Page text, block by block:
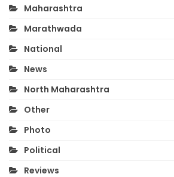
Maharashtra
Marathwada
National
News
North Maharashtra
Other
Photo
Political
Reviews